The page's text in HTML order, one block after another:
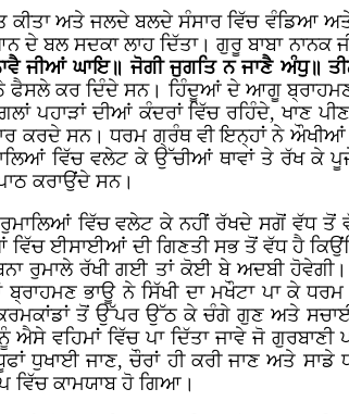
ਅਤੇ ਜਲਦੇ ਬਲਦੇ ਸੰਸਾਰ ਵਿੱਚ ਵੰਡਿਆ
ਦੇ ਬਲ ਸਦਕਾ ਲਾਹ ਦਿੱਤਾ। ਗੁਰੂ ਬਾਬਾ ਨਾਨਕ
ਜੀਆਂ ਘਾਇ॥ ਜੋਗੀ ਜੁਗਤਿ ਨ ਜਾਣੈ ਅੰਧੁ॥
ਫੈਸਲੇ ਕਰ ਦਿੰਦੇ ਸਨ। ਹਿੰਦੂਆਂ ਦੇ ਆਗੂ
ਪਹਾੜਾਂ ਦੀਆਂ ਕੰਦਰਾਂ ਵਿੱਚ ਰਹਿੰਦੇ, ਖਾਣ
ਕਰਦੇ ਸਨ। ਧਰਮ ਗ੍ਰੰਥ ਵੀ ਇਨ੍ਹਾਂ ਨੇ
ਵਿੱਚ ਵਲੇਟ ਕੇ ਉੱਚੀਆਂ ਥਾਵਾਂ ਤੇ ਰੱਖ ਕੇ
ਕਰਾਉਂਦੇ ਸਨ।
ਵਿੱਚ ਵਲੇਟ ਕੇ ਨਹੀਂ ਰੱਖਦੇ ਸਗੋਂ ਵੱਧ ਤੋਂ
ਈਸਾਈਆਂ ਦੀ ਗਿਣਤੀ ਸਭ ਤੋਂ ਵੱਧ ਹੈ
ਰੁਮਾਲੇ ਰੱਖੀ ਗਈ ਤਾਂ ਕੋਈ ਬੇ ਅਦਬੀ
ਭਾਊ ਨੇ ਸਿੱਖੀ ਦਾ ਮਖੌਟਾ ਪਾ ਕੇ
ਤੋਂ ਉੱਪਰ ਉੱਠ ਕੇ ਚੰਗੇ ਗੁਣ ਅਤੇ ਸਚਾਈ
ਵਹਿਮਾਂ ਵਿੱਚ ਪਾ ਦਿੱਤਾ ਜਾਵੇ ਜੋ
ਧੁਖਾਈ ਜਾਣ, ਚੌਰਾਂ ਹੀ ਕਰੀ ਜਾਣ ਅਤੇ
ਵਿੱਚ ਕਾਮਯਾਬ ਹੋ ਗਿਆ।